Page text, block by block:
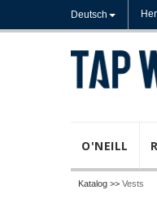
Deutsch
O'NEILL
Katalog >> Vests